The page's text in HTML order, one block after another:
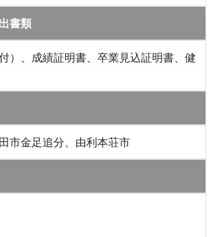
書類
）、成績証明書、卒業見込証明書、健
市金足追分、由利本荘市